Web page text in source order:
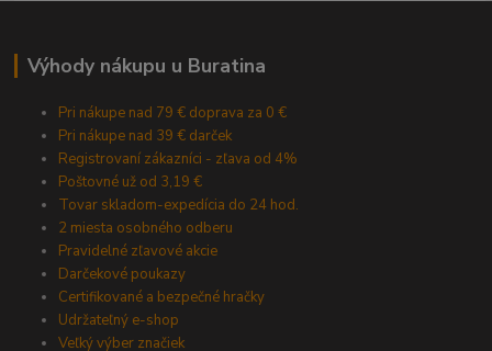
Výhody nákupu u Buratina
Pri nákupe nad 79 € doprava za 0 €
Pri nákupe nad 39 € darček
Registrovaní zákazníci - zľava od 4%
Poštovné už od 3,19 €
Tovar skladom-expedícia do 24 hod.
2 miesta osobného odberu
Pravidelné zľavové akcie
Darčekové poukazy
Certifikované a bezpečné hračky
Udržateľný e-shop
Veľký výber značiek